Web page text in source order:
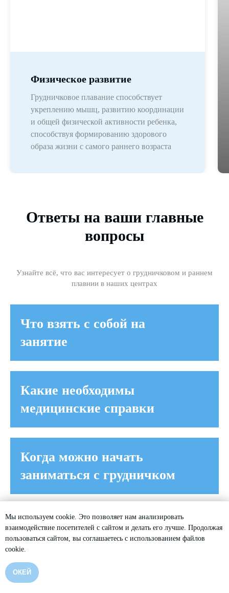
Физическое развитие
Грудничковое плавание способствует
укреплению мышц, развитию координации
и общей физической активности ребенка,
способствуя формированию здорового
образа жизни с самого раннего возраста
Ответы на ваши главные
вопросы
Узнайте всё, что вас интересует о грудничковом и раннем
плавнии в наших центрах
Что взять с собой на
занятие
Какие необходимы
медицинские справки
Когда можно начать
заниматься с грудничком
Какие меры безопасность
предусмотрены во время
занятий
Мы используем cookie. Это позволяет нам анализировать
взаимодействие посетителей с сайтом и делать его лучше. Продолжая
пользоваться сайтом, вы соглашаетесь с использованием файлов
cookie.
ОКЕЙ